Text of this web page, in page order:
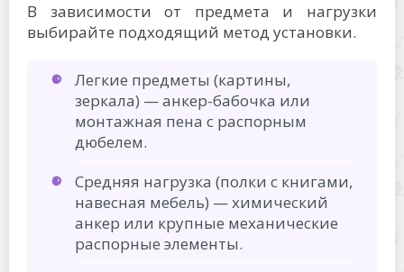
В зависимости от предмета и нагрузки
выбирайте подходящий метод установки.
Легкие предметы (картины,
зеркала) — анкер-бабочка или
монтажная пена с распорным
дюбелем.
Средняя нагрузка (полки с книгами,
навесная мебель) — химический
анкер или крупные механические
распорные элементы.